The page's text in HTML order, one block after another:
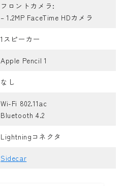
フロントカメラ:
– 1.2MP FaceTime HDカメラ
1スピーカー
Apple Pencil 1
なし
Wi-Fi 802.11ac
Bluetooth 4.2
Lightningコネクタ
Sidecar